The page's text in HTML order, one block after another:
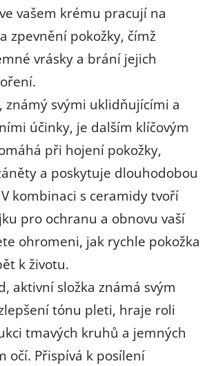
vašem krému pracují na
zpevnění pokožky, čímž
vrásky a brání jejich
známý svými uklidňujícími a
účinky, je dalším klíčovým
při hojení pokožky,
a poskytuje dlouhodobou
kombinaci s ceramidy tvoří
pro ochranu a obnovu vaší
ohromeni, jak rychle pokožka
k životu.
aktivní složka známá svým
tónu pleti, hraje roli
tmavých kruhů a jemných
očí. Přispívá k posílení